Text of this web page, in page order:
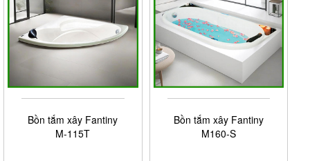
Bồn tắm xây Fantiny
M-115T
Bồn tắm xây Fantiny
M160-S